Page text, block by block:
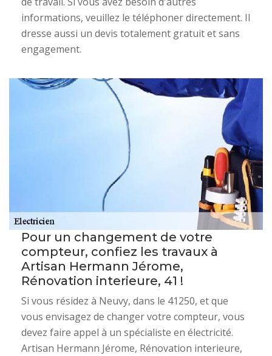
informations, veuillez le téléphoner directement. Il
dresse aussi un devis totalement gratuit et sans
engagement.
Pour un changement de votre
compteur, confiez les travaux à
Artisan Hermann Jérome,
Rénovation interieure, 41 !
Si vous résidez à Neuvy, dans le 41250, et que
vous envisagez de changer votre compteur, vous
devez faire appel à un spécialiste en électricité.
Artisan Hermann Jérome, Rénovation interieure,